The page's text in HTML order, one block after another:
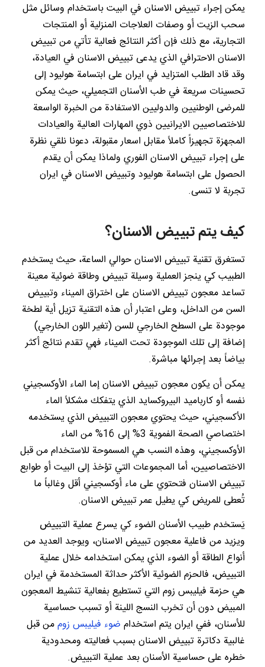
يمكن إجراء تبييض الاسنان في البيت باستخدام وسائل مثل
سحب الزيت أو وصفات العلاجات المنزلية أو المنتجات
التجارية، مع ذلك فإن أكثر النتائج فعالية تأتي من تبييض
الاسنان الاحترافي الذي يدعى تبييض الاسنان في العيادة،
وقد قاد الطلب المتزايد في ايران على ابتسامة هوليود إلى
تحسينات سريعة في طب الأسنان التجميلي، حيث يمكن
للمرضى الوطنيين والدوليين الاستفادة من الخبرة الواسعة
للاختصاصيين الايرانيين ذوي المهارات العالية والعيادات
المجهزة تجهيزاً كاملاً مقابل اسعار مقبولة، دعونا نلقي نظرة
على إجراء تبييض الاسنان الفوري ولماذا يمكن أن يقدم
الحصول على ابتسامة هوليود وتبييض الاسنان في ايران
تجربة لا تنسى.
كيف يتم تبييض الاسنان؟
تستغرق تقنية تبييض الاسنان حوالي الساعة، حيث يستخدم
الطبيب كي ينجز العملية وسيلة تبييض وطاقة ضوئية معينة
تساعد معجون تبييض الاسنان على اختراق الميناء وتبييض
السن من الداخل، وعلى اعتبار أن هذه التقنية تزيل أية لطخة
موجودة على السطح الخارجي للسن (تغير اللون الخارجي)
إضافة إلى تلك الموجودة تحت الميناء فهي تقدم نتائج أكثر
بياضاً بعد إجرائها مباشرة.
يمكن أن يكون معجون تبييض الاسنان إما الماء الأوكسجيني
نفسه أو كارباميد البيروكسايد الذي يتفكك مشكلاً الماء
الأكسجيني، حيث يحتوي معجون التبييض الذي يستخدمه
اختصاصي الصحة الفموية 3% إلى 16% من الماء
الأوكسجيني، وهذه النسب هي المسموحة للاستخدام من قبل
الاختصاصيين، أما المجموعات التي تؤخذ إلى البيت أو طوابع
تبييض الاسنان فتحتوي على ماء أوكسجيني أقل وغالباً ما
تُعطى للمريض كي يطيل عمر تبييض الاسنان.
يَستخدم طبيب الأسنان الضوء كي يسرع عملية التبييض
ويزيد من فاعلية معجون تبييض الاسنان، ويوجد العديد من
أنواع الطاقة أو الضوء الذي يمكن استخدامه خلال عملية
التبييض، فالحزم الضوئية الأكثر حداثة المستخدمة في ايران
هي حزمة فيليبس زوم التي تستطيع بفعالية تنشيط المعجون
المبيض دون أن تخرب النسج اللينة أو تسبب حساسية
للأسنان، ففي ايران يتم استخدام ضوء فيليبس زوممن قبل
غالبية دكاترة تبييض الاسنان بسبب فعاليته ومحدودية
خطره على حساسية الأسنان بعد عملية التبييض.